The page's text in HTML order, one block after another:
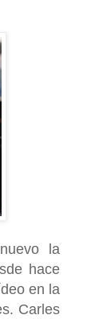
la
hace
en la
Carles